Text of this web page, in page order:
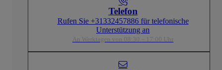
Telefon
Rufen Sie +31332457886 für telefonische
Unterstützung an
An Werktagen von 08:30 – 17:00 Uhr